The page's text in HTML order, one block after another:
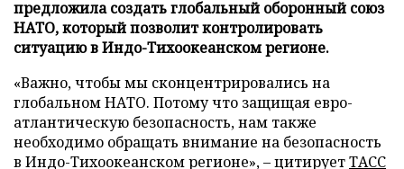
предложила создать глобальный оборонный союз
НАТО, который позволит контролировать
ситуацию в Индо-Тихоокеанском регионе.
«Важно, чтобы мы сконцентрировались на
глобальном НАТО. Потому что защищая евро-
атлантическую безопасность, нам также
необходимо обращать внимание на безопасность
в Индо-Тихоокеанском регионе», – цитируетТАСС